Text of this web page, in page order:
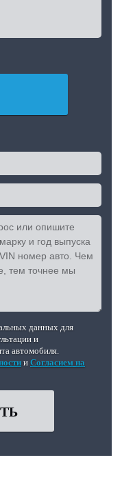
данных для
и
автомобиля.
и Согласием на